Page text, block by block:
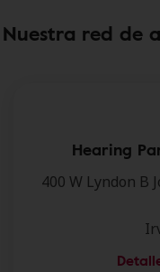
Nuestra red de
Hearing
400 W Lyndon B